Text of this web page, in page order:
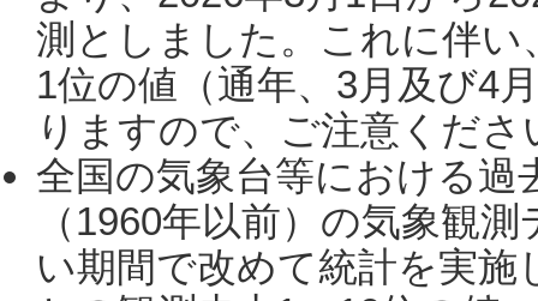
測としました。これに伴い
1位の値（通年、3月及び4
りますので、ご注意くだ
全国の気象台等における過
（1960年以前）の気象観
い期間で改めて統計を実